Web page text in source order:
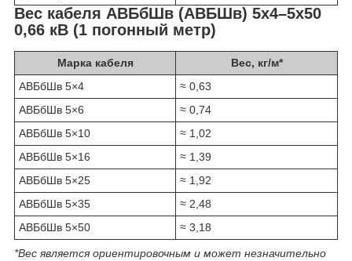
Вес кабеля АВБбШв (АВБШв) 5х4–5х50
0,66 кВ (1 погонный метр)
Марка кабеля
Вес, кг/м*
АВБбШв 5×4
≈ 0,63
АВБбШв 5×6
≈ 0,74
АВБбШв 5×10
≈ 1,02
АВБбШв 5×16
≈ 1,39
АВБбШв 5×25
≈ 1,92
АВБбШв 5×35
≈ 2,48
АВБбШв 5×50
≈ 3,18
*Вес является ориентировочным и может незначительно